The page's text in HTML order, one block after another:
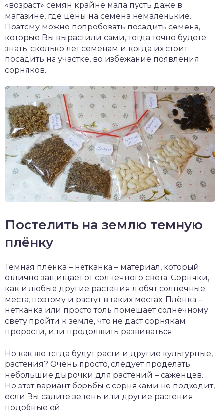
«возраст» семян крайне мала пусть даже в
магазине, где цены на семена немаленькие.
Поэтому можно попробовать посадить семена,
которые Вы вырастили сами, тогда точно будете
знать, сколько лет семенам и когда их стоит
посадить на участке, во избежание появления
сорняков.
Постелить на землю темную
плёнку
Темная плёнка – нетканка – материал, который
отлично защищает от солнечного света. Сорняки,
как и любые другие растения любят солнечные
места, поэтому и растут в таких местах. Плёнка –
нетканка или просто толь помешает солнечному
свету пройти к земле, что не даст сорнякам
прорости, или продолжить развиваться.
Но как же тогда будут расти и другие культурные,
растения? Очень просто, следует проделать
небольшие дырочки для растений – саженцев.
Но этот вариант борьбы с сорняками не подходит,
если Вы садите зелень или другие растения
подобные ей.